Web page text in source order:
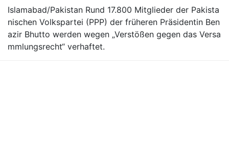
Islamabad/Pakistan Rund 17.800 Mitglieder der Pakista
nischen Volkspartei (PPP) der früheren Präsidentin Ben
azir Bhutto werden wegen „Verstößen gegen das Versa
mmlungsrecht“ verhaftet.